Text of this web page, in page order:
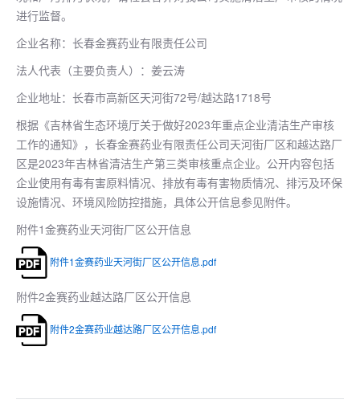
进行监督。
企业名称：长春金赛药业有限责任公司
法人代表（主要负责人）：姜云涛
企业地址：长春市高新区天河街72号/越达路1718号
根据《吉林省生态环境厅关于做好2023年重点企业清洁生产审核
工作的通知》，长春金赛药业有限责任公司天河街厂区和越达路厂
区是2023年吉林省清洁生产第三类审核重点企业。公开内容包括
企业使用有毒有害原料情况、排放有毒有害物质情况、排污及环保
设施情况、环境风险防控措施，具体公开信息参见附件。
附件1金赛药业天河街厂区公开信息
附件1金赛药业天河街厂区公开信息.pdf
附件2金赛药业越达路厂区公开信息
附件2金赛药业越达路厂区公开信息.pdf